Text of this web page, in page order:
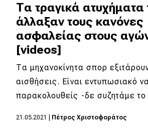
Τα τραγικά ατυχήματα
άλλαξαν τους κανόνες
ασφαλείας στους
[videos]
Τα μηχανοκίνητα σπορ εξιτάρουν
αισθήσεις. Είναι εντυπωσιακό
παρακολουθείς -δε συζητάμε
21.05.2021 Πέτρος Χριστοφοράτος